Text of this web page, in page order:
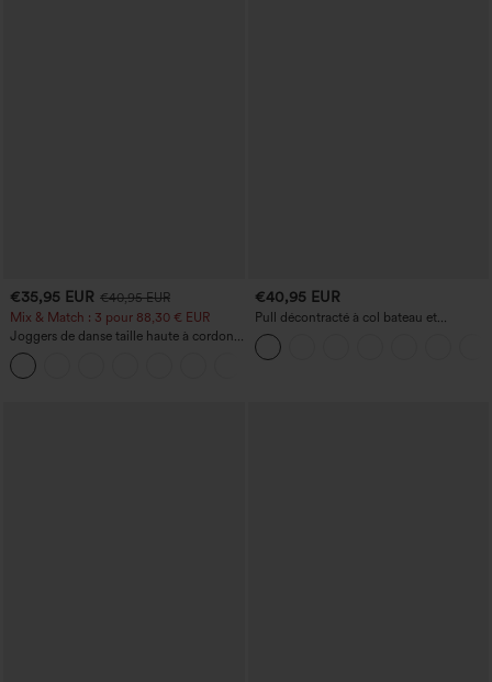
€35,95 EUR €40,95 EUR
Mix & Match : 3 pour 88,30 € EUR
Joggers de danse taille haute à cordon,
effet froncé, coupe fuselée, à séchage
rapide et toucher frais, avec poches —
UPF40+
€40,95 EUR
Pull décontracté à col bateau et
manches chauve-souris